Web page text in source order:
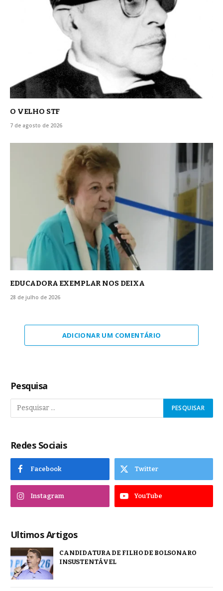
O VELHO STF
7 de agosto de 2026
EDUCADORA EXEMPLAR NOS DEIXA
28 de julho de 2026
ADICIONAR UM COMENTÁRIO
Pesquisa
Redes Sociais
Facebook Twitter
Instagram YouTube
Ultimos Artigos
CANDIDATURA DE FILHO DE BOLSONARO
INSUSTENTÁVEL